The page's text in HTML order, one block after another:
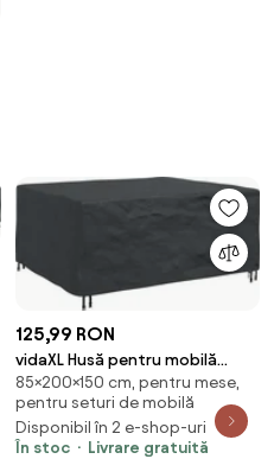
125,99 RON
vidaXL Husă pentru mobilă
Simplu Negru 200 x 150 x 85 cm
210D
85×200×150 cm, pentru mese,
pentru seturi de mobilă
Disponibil în 2 e-shop-uri
În stoc
Livrare gratuită